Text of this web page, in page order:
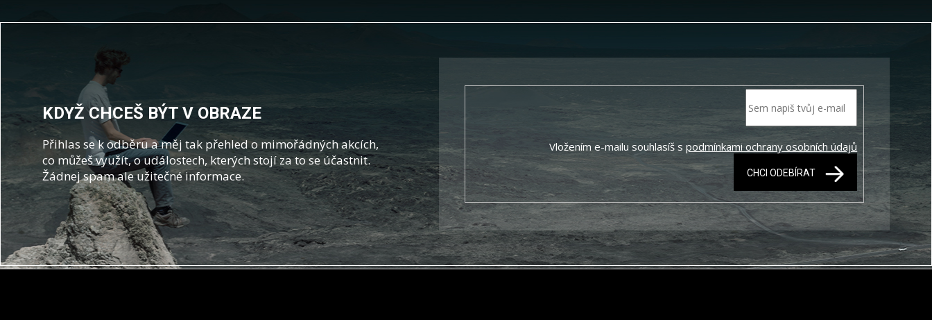
KDYŽ CHCEŠ BÝT V OBRAZE
Přihlas se k odběru a měj tak přehled o mimořádných akcích,
co můžeš využít, o událostech, kterých stojí za to se účastnit.
Žádnej spam ale užitečné informace.
Vložením e-mailu souhlasíš spodmínkami ochrany osobních údajů
CHCI ODEBÍRAT